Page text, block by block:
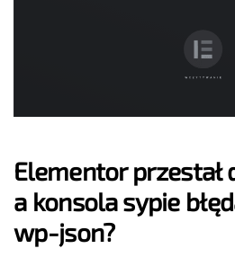
Elementor przestał
a konsola sypie
wp-json?